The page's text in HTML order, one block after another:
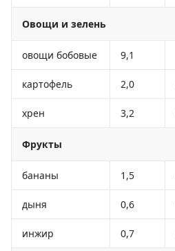
Овощи и зелень
овощи бобовые 9,1
картофель 2,0
хрен 3,2
Фрукты
бананы 1,5
дыня 0,6
инжир 0,7